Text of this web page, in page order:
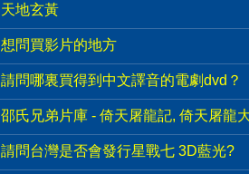
天地玄黃
想問買影片的地方
請問哪裏買得到中文譯音的電劇dvd？
邵氏兄弟片庫 - 倚天屠龍記, 倚天屠龍
請問台灣是否會發行星戰七 3D藍光?